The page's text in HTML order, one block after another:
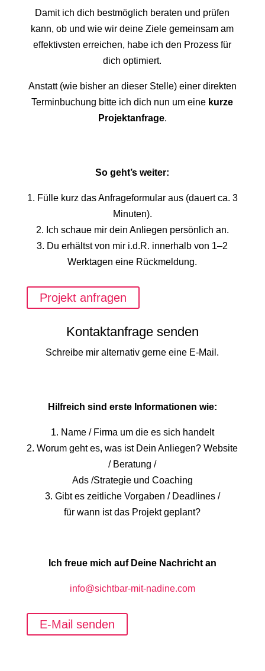
Damit ich dich bestmöglich beraten und prüfen
kann, ob und wie wir deine Ziele gemeinsam am
effektivsten erreichen, habe ich den Prozess für
dich optimiert.
Anstatt (wie bisher an dieser Stelle) einer direkten
Terminbuchung bitte ich dich nun um eine kurze
Projektanfrage.
So geht’s weiter:
1. Fülle kurz das Anfrageformular aus (dauert ca. 3
Minuten).
2. Ich schaue mir dein Anliegen persönlich an.
3. Du erhältst von mir i.d.R. innerhalb von 1–2
Werktagen eine Rückmeldung.
Projekt anfragen
Kontaktanfrage senden
Schreibe mir alternativ gerne eine E-Mail.
Hilfreich sind erste Informationen wie:
1. Name / Firma um die es sich handelt
2. Worum geht es, was ist Dein Anliegen? Website
/ Beratung /
Ads /Strategie und Coaching
3. Gibt es zeitliche Vorgaben / Deadlines /
für wann ist das Projekt geplant?
Ich freue mich auf Deine Nachricht an
info@sichtbar-mit-nadine.com
E-Mail senden